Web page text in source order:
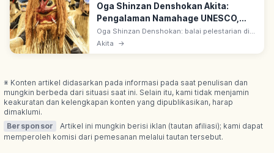
Oga Shinzan Denshokan Akita:
Pengalaman Namahage UNESCO,
Rute & Sorotan
Oga Shinzan Denshokan: balai pelestarian di
Semenanjung Oga, Akita untuk merasakan
Akita →
※ Konten artikel didasarkan pada informasi pada saat penulisan dan
mungkin berbeda dari situasi saat ini. Selain itu, kami tidak menjamin
keakuratan dan kelengkapan konten yang dipublikasikan, harap
dimaklumi.
Bersponsor
Artikel ini mungkin berisi iklan (tautan afiliasi); kami dapat
memperoleh komisi dari pemesanan melalui tautan tersebut.